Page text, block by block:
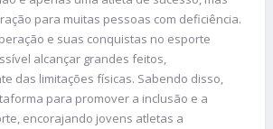
para muitas pessoas com deficiência.
e suas conquistas no esporte
alcançar grandes feitos,
das limitações físicas. Sabendo disso,
para promover a inclusão e a
encorajando jovens atletas a